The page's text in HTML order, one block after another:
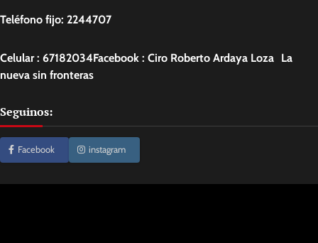
Teléfono fijo: 2244707
Celular : 67182034Facebook : Ciro Roberto Ardaya Loza La
nueva sin fronteras
Seguinos:
Facebook instagram